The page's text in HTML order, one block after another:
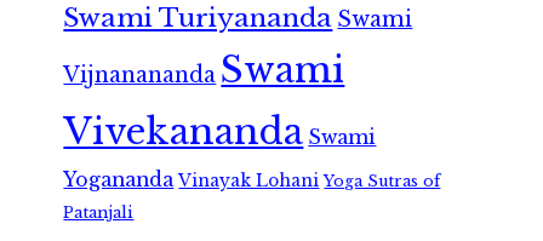
Swami Turiyananda Swami
Vijnanananda Swami
Vivekananda Swami
Yogananda Vinayak Lohani Yoga Sutras of
Patanjali